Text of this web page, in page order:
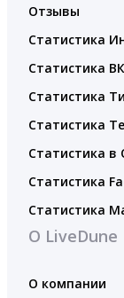
Отзывы
Статистика
Статистика
Статистика
Статистика
Статистика в
Статистика
Статистика
О LiveDune
О компании